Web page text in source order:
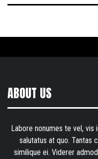
ABOUT US
Labore nonumes te vel,
salutatus at quo. Tantas
similique ei. Viderer